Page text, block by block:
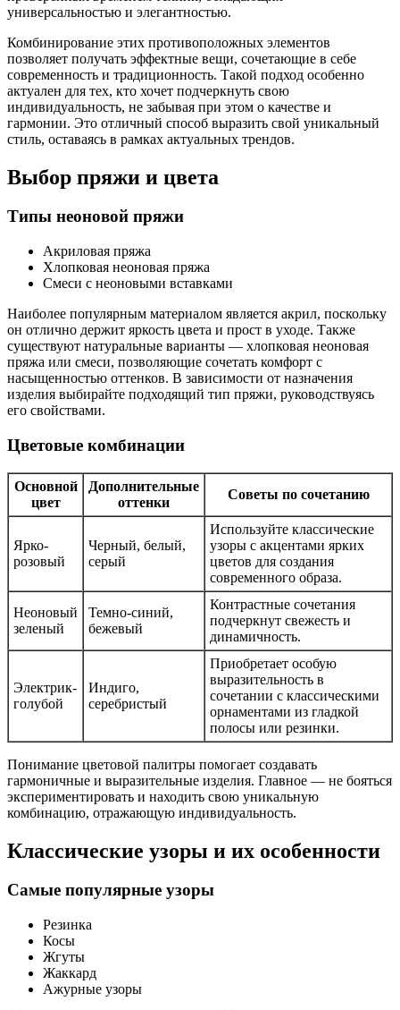
универсальностью и элегантностью.
Комбинирование этих противоположных элементов
позволяет получать эффектные вещи, сочетающие в себе
современность и традиционность. Такой подход особенно
актуален для тех, кто хочет подчеркнуть свою
индивидуальность, не забывая при этом о качестве и
гармонии. Это отличный способ выразить свой уникальный
стиль, оставаясь в рамках актуальных трендов.
Выбор пряжи и цвета
Типы неоновой пряжи
Акриловая пряжа
Хлопковая неоновая пряжа
Смеси с неоновыми вставками
Наиболее популярным материалом является акрил, поскольку
он отлично держит яркость цвета и прост в уходе. Также
существуют натуральные варианты — хлопковая неоновая
пряжа или смеси, позволяющие сочетать комфорт с
насыщенностью оттенков. В зависимости от назначения
изделия выбирайте подходящий тип пряжи, руководствуясь
его свойствами.
Цветовые комбинации
Основной
цвет
Дополнительные
оттенки
Советы по сочетанию
Ярко-
розовый
Черный, белый,
серый
Используйте классические
узоры с акцентами ярких
цветов для создания
современного образа.
Неоновый
зеленый
Темно-синий,
бежевый
Контрастные сочетания
подчеркнут свежесть и
динамичность.
Электрик-
голубой
Индиго,
серебристый
Приобретает особую
выразительность в
сочетании с классическими
орнаментами из гладкой
полосы или резинки.
Понимание цветовой палитры помогает создавать
гармоничные и выразительные изделия. Главное — не бояться
экспериментировать и находить свою уникальную
комбинацию, отражающую индивидуальность.
Классические узоры и их особенности
Самые популярные узоры
Резинка
Косы
Жгуты
Жаккард
Ажурные узоры